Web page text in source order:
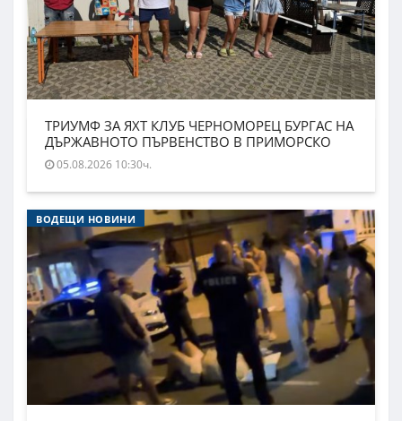
ТРИУМФ ЗА ЯХТ КЛУБ ЧЕРНОМОРЕЦ БУРГАС НА
ДЪРЖАВНОТО ПЪРВЕНСТВО В ПРИМОРСКО
05.08.2026 10:30ч.
ВОДЕЩИ НОВИНИ